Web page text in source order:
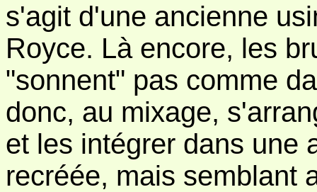
s'agit d'une ancienne
Royce. Là encore, les
"sonnent" pas comme
donc, au mixage,
et les intégrer dans une
recréée, mais semblant